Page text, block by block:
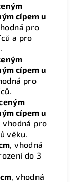
cípem u
pro
a pro
cípem u
pro
cípem u
vhodná pro
věku.
, vhodná
do 3
, vhodná